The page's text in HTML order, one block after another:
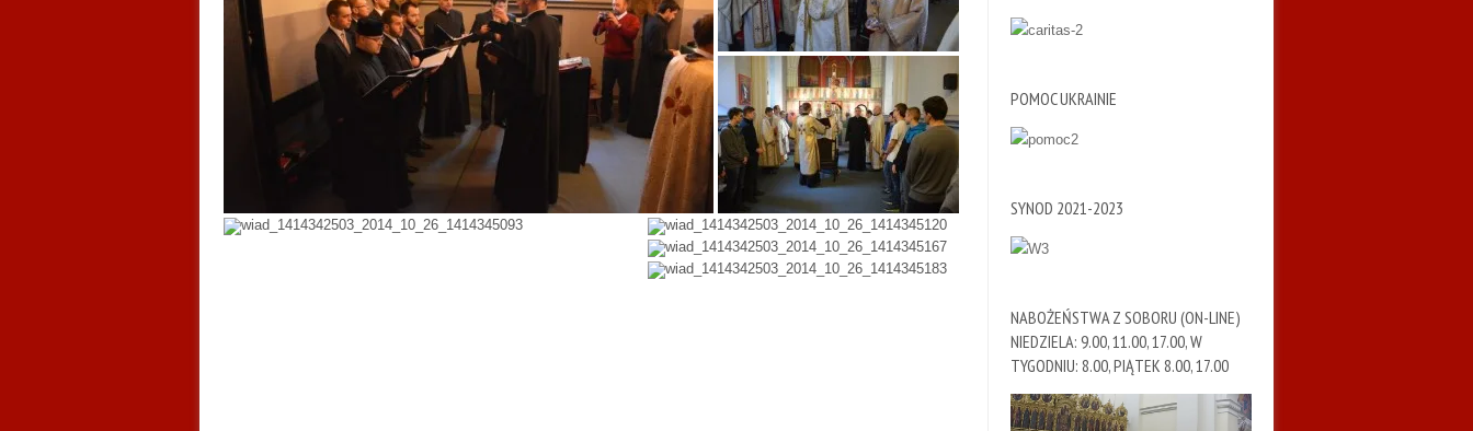
POMOC UKRAINIE
SYNOD 2021-2023
NABOŻEŃSTWA Z SOBORU (ON-LINE)
NIEDZIELA: 9.00, 11.00, 17.00, W
TYGODNIU: 8.00, PIĄTEK 8.00, 17.00